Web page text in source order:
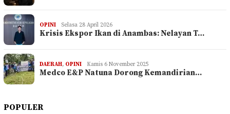
OPINI Selasa 28 April 2026
Krisis Ekspor Ikan di Anambas: Nelayan T…
DAERAH, OPINI Kamis 6 November 2025
Medco E&P Natuna Dorong Kemandirian…
POPULER